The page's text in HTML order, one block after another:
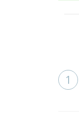
1